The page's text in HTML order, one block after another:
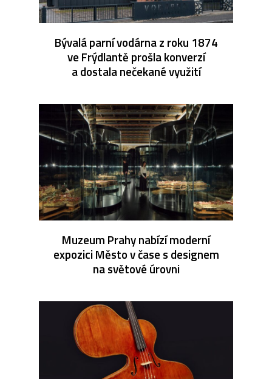
Bývalá parní vodárna z roku 1874
ve Frýdlantě prošla konverzí
a dostala nečekané využití
Muzeum Prahy nabízí moderní
expozici Město v čase s designem
na světové úrovni